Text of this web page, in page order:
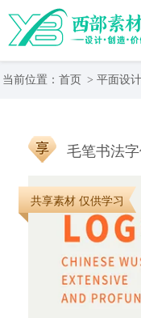
当前位置： 首页 > 平面设计
毛笔书法
共享素材 仅供学习